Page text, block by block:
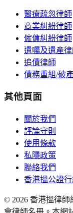
醫療疏忽律師
商業糾紛律師
僱傭糾紛律師
遺囑及遺產律
追債律師
債務重組/破
其他頁面
關於我們
評論守則
使用條款
私隱政策
聯絡我們
香港搵公證行
© 2026 香港搵律師